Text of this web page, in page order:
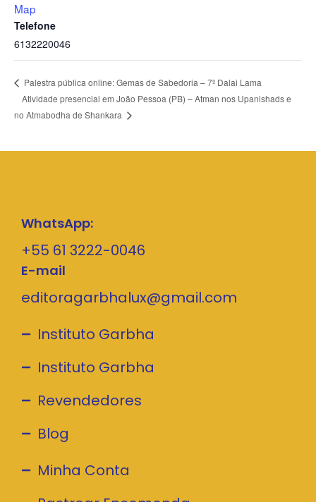
Map
Telefone
6132220046
Palestra pública online: Gemas de Sabedoria – 7º Dalai Lama
Atividade presencial em João Pessoa (PB) – Atman nos Upanishads e
no Atmabodha de Shankara
WhatsApp:
+55 61 3222-0046
E-mail
editoragarbhalux@gmail.com
Instituto Garbha
Instituto Garbha
Revendedores
Blog
Minha Conta